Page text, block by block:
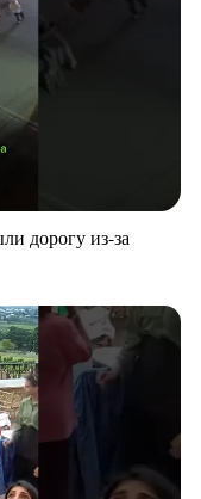
дорогу из-за